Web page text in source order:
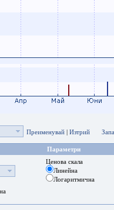
Преименувай | Изтрий
Параметри
Ценова скала
Линейна
Логаритмична